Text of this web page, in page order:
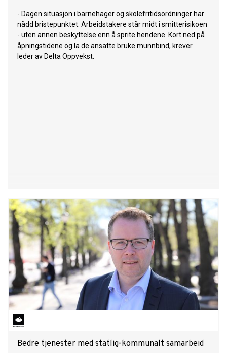
- Dagen situasjon i barnehager og skolefritidsordninger har
nådd bristepunktet. Arbeidstakere står midt i smitterisikoen
- uten annen beskyttelse enn å sprite hendene. Kort ned på
åpningstidene og la de ansatte bruke munnbind, krever
leder av Delta Oppvekst.
Bedre tjenester med statlig-kommunalt samarbeid